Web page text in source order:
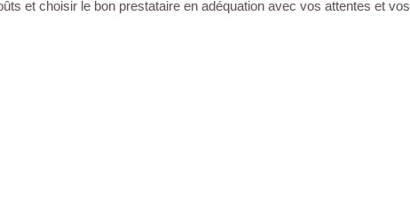
et choisir le bon prestataire en adéquation avec vos attentes et vos